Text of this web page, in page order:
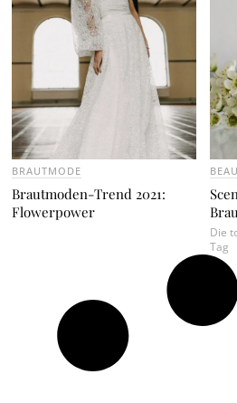
BRAUTMODE
Brautmoden-Trend 2021:
Flowerpower
Die
Tag